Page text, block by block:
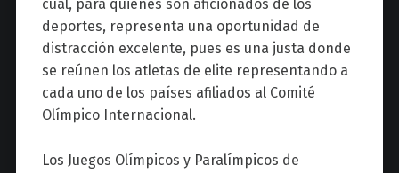
cual, para quienes son aficionados de los
deportes, representa una oportunidad de
distracción excelente, pues es una justa donde
se reúnen los atletas de elite representando a
cada uno de los países afiliados al Comité
Olímpico Internacional.
Los Juegos Olímpicos y Paralímpicos de